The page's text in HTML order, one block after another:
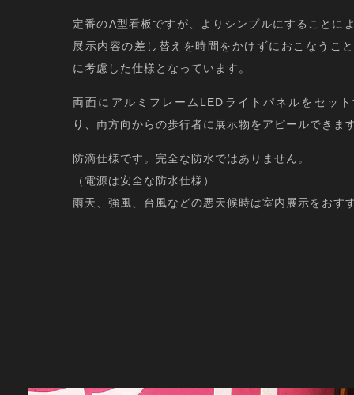
定番のA型看板ですが、よりシンプルにすることに
展示内容の差し替えを時間をかけずにおこなうこ
に考慮した仕様となっています。
両面にアルミフレームLEDライトパネルをセッ
り、両方向からの歩行者に展示物をアピールできま
防滴仕様です。完全な防水ではありません。
（電源は安全な防水仕様）
雨天、強風、台風などの悪天候時は室内展示をおす